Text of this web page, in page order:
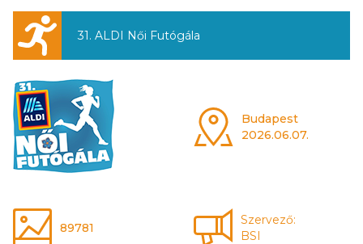
31. ALDI Női Futógála
Budapest
2026.06.07.
89781
Szervező:
BSI